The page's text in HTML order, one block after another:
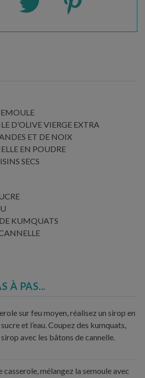
D’OLIVE VIERGE EXTRA
ET DE NOIX
EN POUDRE
SECS
KUMQUATS
À PAS...
sur feu moyen, réalisez un sirop en
et l’eau. Coupez des kumquats,
avec les bâtons de cannelle.
casserole, mélangez la semoule avec